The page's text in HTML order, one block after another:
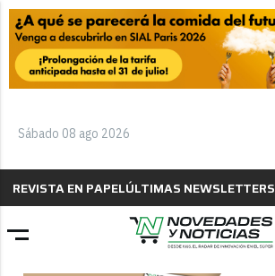
Sábado 08 ago 2026
REVISTA EN PAPELÚLTIMAS NEWSLETTERS